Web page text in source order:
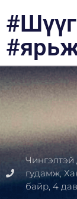
гудамж,
байр, 4